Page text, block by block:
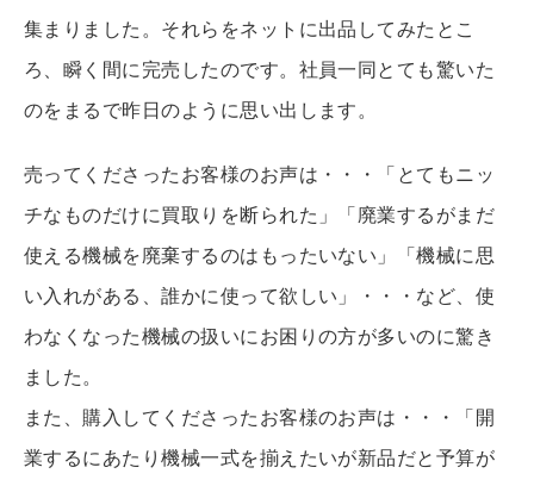
集まりました。それらをネットに出品してみたとこ
ろ、瞬く間に完売したのです。社員一同とても驚いた
のをまるで昨日のように思い出します。
売ってくださったお客様のお声は・・・「とてもニッ
チなものだけに買取りを断られた」「廃業するがまだ
使える機械を廃棄するのはもったいない」「機械に思
い入れがある、誰かに使って欲しい」・・・など、使
わなくなった機械の扱いにお困りの方が多いのに驚き
ました。
また、購入してくださったお客様のお声は・・・「開
業するにあたり機械一式を揃えたいが新品だと予算が